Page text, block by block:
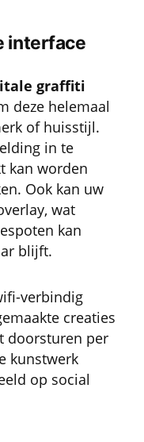
interface
graffiti
deze helemaal
of huisstijl.
in te
kan worden
Ook kan uw
wat
kan
blijft.
verbindig
creaties
doorsturen per
kunstwerk
op social